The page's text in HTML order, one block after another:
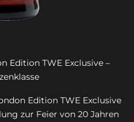
Edition TWE Exclusive –
Edition TWE Exclusive
zur Feier von 20 Jahren